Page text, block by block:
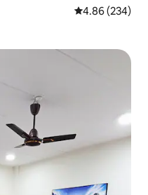
Calificación
4.86 (234)